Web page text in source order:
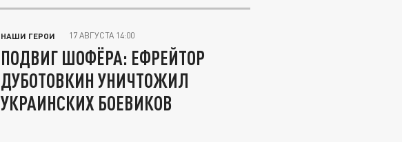
НАШИ ГЕРОИ 17 АВГУСТА 14:00
ПОДВИГ ШОФЁРА: ЕФРЕЙТОР
ДУБОТОВКИН УНИЧТОЖИЛ
УКРАИНСКИХ БОЕВИКОВ